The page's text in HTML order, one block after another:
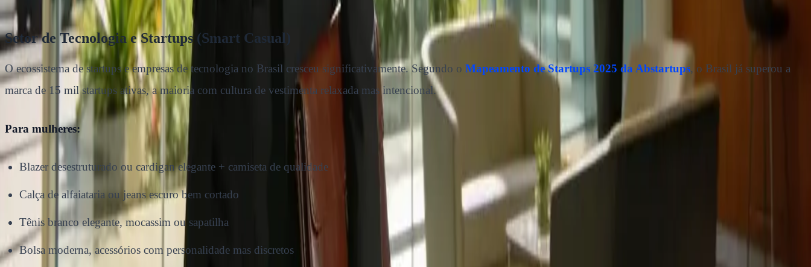
Setor de Tecnologia e Startups (Smart Casual)
O ecossistema de startups e empresas de tecnologia no Brasil cresceu significativamente. Segundo o Mapeamento de Startups 2025 da Abstartups, o Brasil já superou a
marca de 15 mil startups ativas, a maioria com cultura de vestimenta relaxada mas intencional.
Para mulheres:
Blazer desestruturado ou cardigan elegante + camiseta de qualidade
Calça de alfaiataria ou jeans escuro bem cortado
Tênis branco elegante, mocassim ou sapatilha
Bolsa moderna, acessórios com personalidade mas discretos